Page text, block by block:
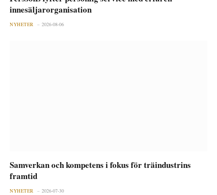
innesäljarorganisation
NYHETER 2026-08-06
Samverkan och kompetens i fokus för träindustrins
framtid
NYHETER 2026-07-30